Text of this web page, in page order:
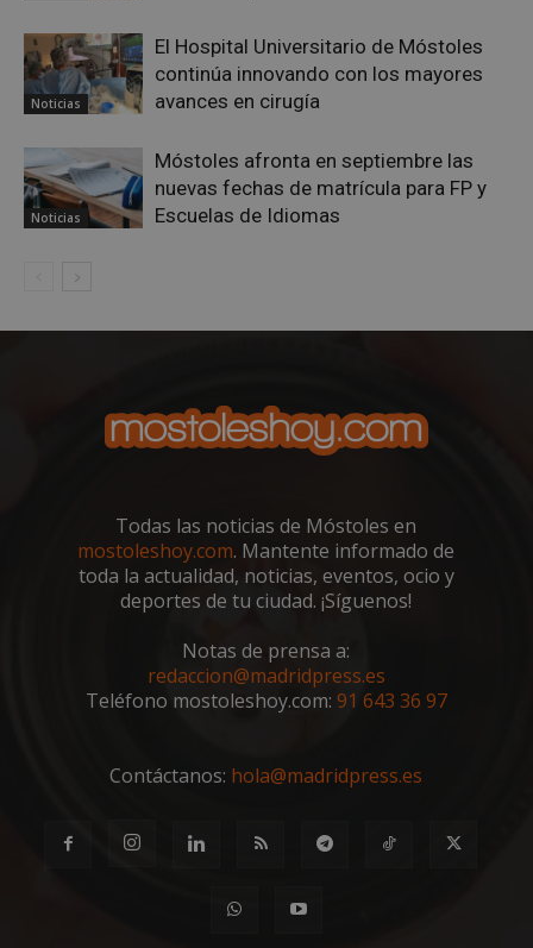
Noticias
El Hospital Universitario de Móstoles
continúa innovando con los mayores
avances en cirugía
Noticias
Móstoles afronta en septiembre las
nuevas fechas de matrícula para FP y
Escuelas de Idiomas
Todas las noticias de Móstoles en
mostoleshoy.com. Mantente informado de
toda la actualidad, noticias, eventos, ocio y
deportes de tu ciudad. ¡Síguenos!
Notas de prensa a:
redaccion@madridpress.es
Teléfono mostoleshoy.com: 91 643 36 97
Contáctanos: hola@madridpress.es
__cf_bm